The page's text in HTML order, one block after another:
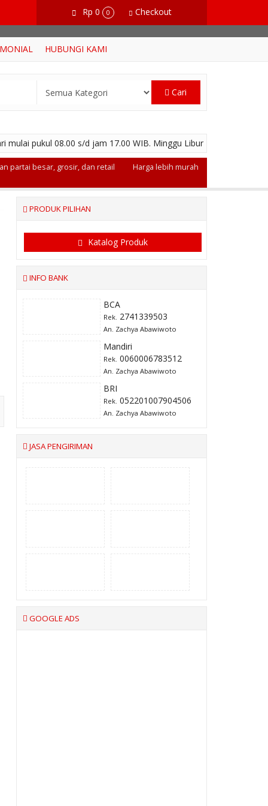
Rp 0 0 Checkout
HUBUNGI KAMI
Cari
mulai pukul 08.00 s/d jam 17.00 WIB. Minggu Libur
partai besar, grosir, dan retail
Harga lebih murah
PRODUK PILIHAN
Katalog Produk
INFO BANK
BCA
Rek. 2741339503
An. Zachya Abawiwoto
Mandiri
Rek. 0060006783512
An. Zachya Abawiwoto
BRI
Rek. 052201007904506
An. Zachya Abawiwoto
JASA PENGIRIMAN
GOOGLE ADS